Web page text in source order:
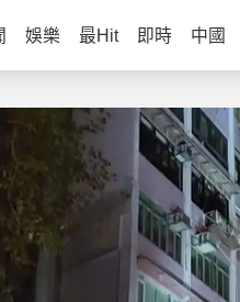
娛樂 最Hit 即時 中國